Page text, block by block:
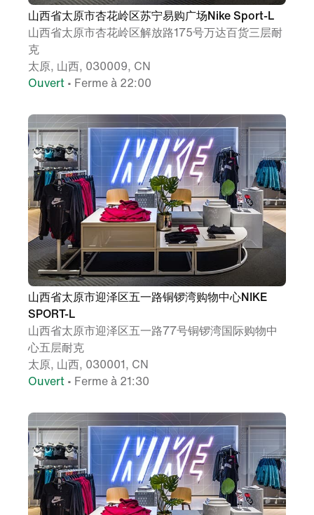
山西省太原市杏花岭区苏宁易购广场Nike Sport-L
山西省太原市杏花岭区解放路175号万达百货三层耐
克
太原, 山西, 030009, CN
Ouvert • Ferme à 22:00
山西省太原市迎泽区五一路铜锣湾购物中心NIKE
SPORT-L
山西省太原市迎泽区五一路77号铜锣湾国际购物中
心五层耐克
太原, 山西, 030001, CN
Ouvert • Ferme à 21:30